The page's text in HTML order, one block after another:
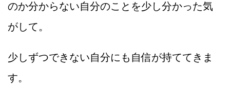
のか分からない自分のことを少し分かった気
がして。
少しずつできない自分にも自信が持ててきま
す。